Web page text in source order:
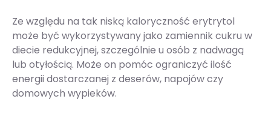
Ze względu na tak niską kaloryczność erytrytol
może być wykorzystywany jako zamiennik cukru w
diecie redukcyjnej, szczególnie u osób z nadwagą
lub otyłością. Może on pomóc ograniczyć ilość
energii dostarczanej z deserów, napojów czy
domowych wypieków.